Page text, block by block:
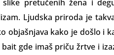
pretučenih žena i
Ljudska priroda je
objaš­njava kako je došlo i
gde imaš priču žrtve i